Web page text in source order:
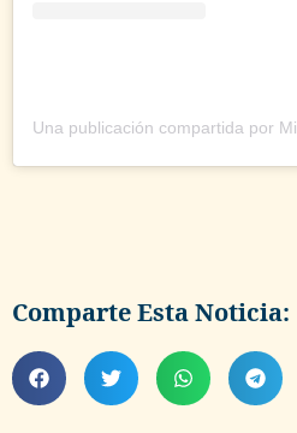
Comparte Esta Noticia: